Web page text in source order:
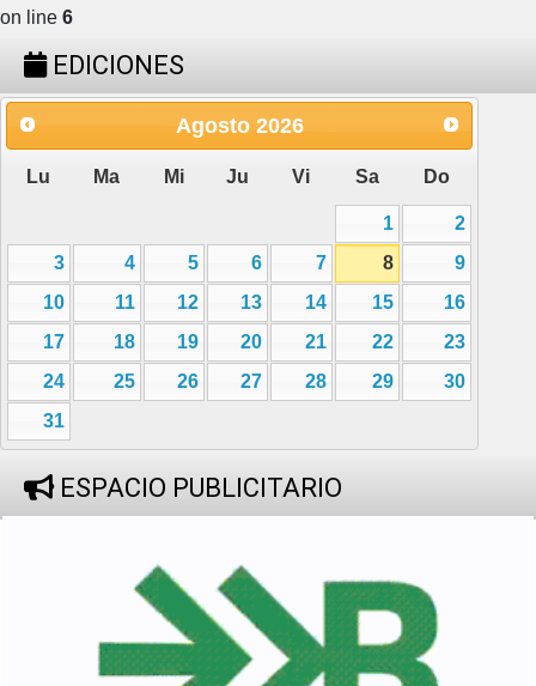
on line 6
EDICIONES
Agosto 2026
Lu Ma Mi Ju Vi Sa Do
1
2
3
4 5 6 7 8
9
10
11 12 13 14 15
16
17
18 19 20 21 22
23
24
25 26 27 28 29
30
31
ESPACIO PUBLICITARIO